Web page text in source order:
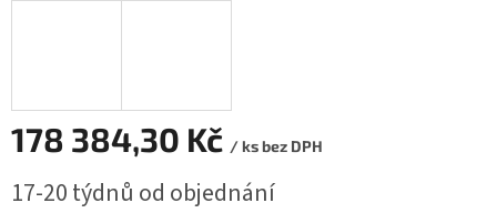
178 384,30 Kč / ks bez DPH
cena:
17-20 týdnů od objednání